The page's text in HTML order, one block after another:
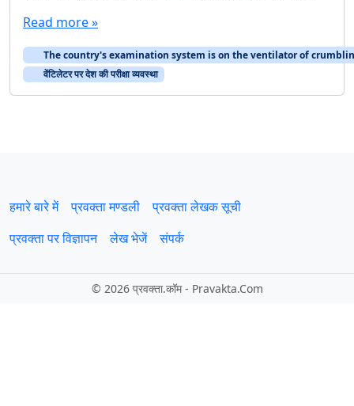
Read more »
The country's examination system is on the ventilator of
वेंटिलेटर पर देश की परीक्षा व्यवस्था
हमारे बारे में प्रवक्‍ता मण्डली
प्रवक्ता लेखक सूची
प्रवक्ता पर विज्ञापन
लेख भेजें संपर्क
© 2026 प्रवक्‍ता.कॉम - Pravakta.Com